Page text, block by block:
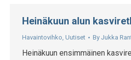
Heinäkuun alun
Havaintovihko, Uutiset By Jukka
Heinäkuun ensimmäinen